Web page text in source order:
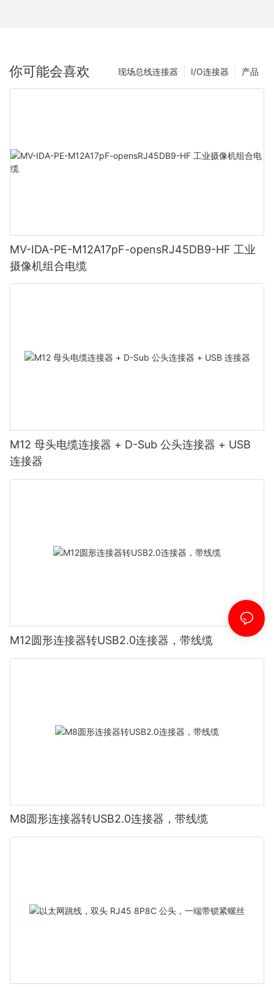
你可能会喜欢 产品
I/O连接器
现场总线连接器
MV-IDA-PE-M12A17pF-opensRJ45DB9-HF 工业
摄像机组合电缆
M12 母头电缆连接器 + D-Sub 公头连接器 + USB
连接器
M12圆形连接器转USB2.0连接器，带线缆
M8圆形连接器转USB2.0连接器，带线缆